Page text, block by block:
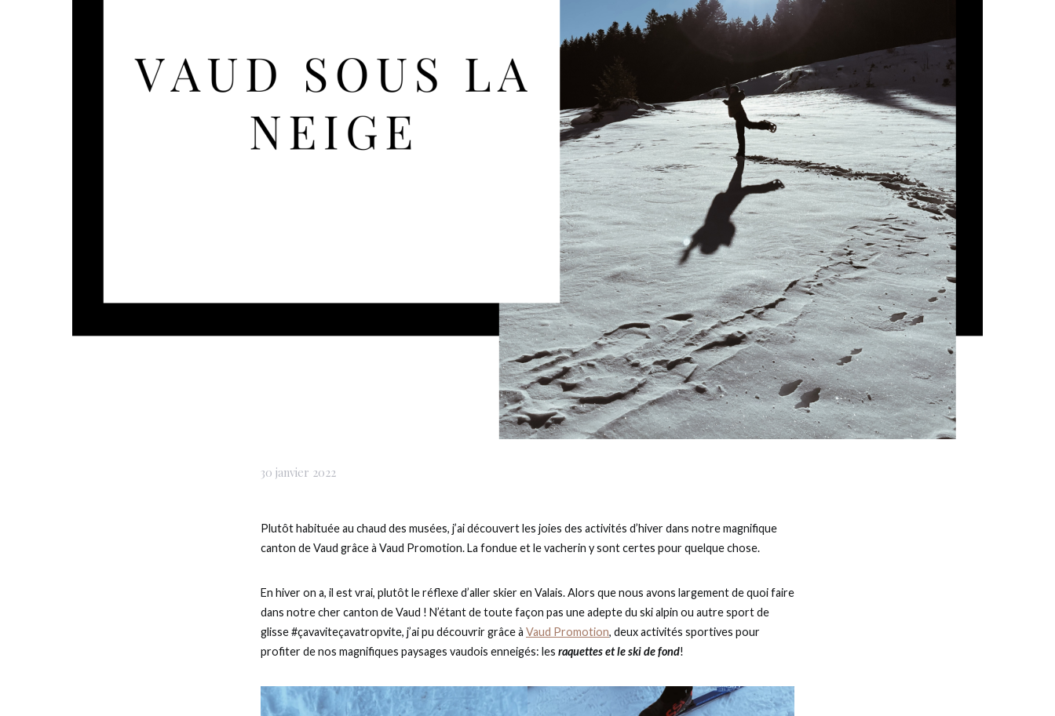
30 janvier 2022
Plutôt habituée au chaud des musées, j’ai découvert les joies des activités d’hiver dans notre magnifique
canton de Vaud grâce à Vaud Promotion. La fondue et le vacherin y sont certes pour quelque chose.
En hiver on a, il est vrai, plutôt le réflexe d’aller skier en Valais. Alors que nous avons largement de quoi faire
dans notre cher canton de Vaud ! N’étant de toute façon pas une adepte du ski alpin ou autre sport de
glisse #çavaviteçavatropvite, j’ai pu découvrir grâce à Vaud Promotion, deux activités sportives pour
profiter de nos magnifiques paysages vaudois enneigés: les raquettes et le ski de fond!